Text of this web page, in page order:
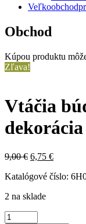
Veľkoobchod
Obchod
Kúpou produktu
Zľava!
Vtáčia
9,00 € 6,75 €
Katalógové číslo:
2 na sklade